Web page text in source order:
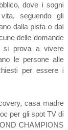
dove i sogni
seguendo gli
dalla pista o dal
delle domande
si prova a vivere
le persone alle
per essere i
casa madre
per gli spot TV di
CHAMPIONS